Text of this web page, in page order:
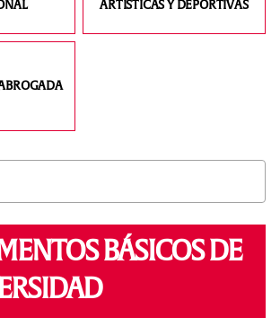
ARTÍSTICAS Y DEPORTIVAS
BÁSICOS DE